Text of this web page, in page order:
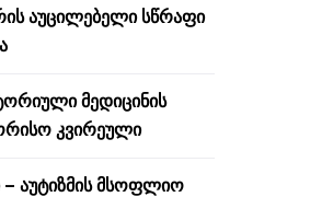
აუცილებელი სწრაფი
მედიცინის
კვირეული
აუტიზმის მსოფლიო